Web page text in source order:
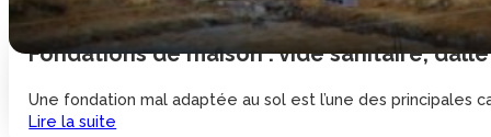
Fondations de maison : vide sanitaire,
Une fondation mal adaptée au sol est l’une des principales
Lire la suite